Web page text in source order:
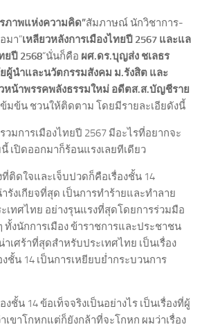
ภาพแห่งความคิด”สัมภาษณ์ นักวิชาการ-
มา”เหลียวหลังการเมืองไทยปี 2567 และแล
ยปี 2568“นั่นก็คือ ผศ.ดร.บุญส่ง ชเลธร
ผู้นำและนวัตกรรมสังคม ม.รังสิต และ
หน้าพรรคพลังธรรมใหม่ อดีตส.ส.บัญชีราย
มข้น ชวนให้ติดตาม โดยมีรายละเอียดังนี้
มการเมืองไทยปี 2567 มีอะไรที่อยากจะ
เปิดออกมาก็ร้อนแรงเลยทีเดียว
ที่ติดใจและเจ็บปวดก็คือเรื่องชั้น 14
ารังเกียจที่สุด เป็นการทำร้ายและทำลาย
เทศไทย อย่างรุนแรงที่สุดโดยการร่วมมือ
งนักการเมือง ข้าราชการและประชาชน
าเศร้าที่สุดสำหรับประเทศไทย เป็นเรื่อง
ชั้น 14 เป็นการเหยียบย่ำกระบวนการ
ชั้น 14 ข้อเท็จจริงเป็นอย่างไร เป็นเรื่องที่ผู้
ขาโกหกแต่ก็ยังกล้าที่จะโกหก ผมว่าเรื่อง